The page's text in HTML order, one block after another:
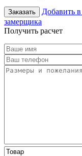
Заказать Добавить
замерщика
Получить расчет